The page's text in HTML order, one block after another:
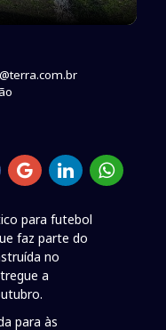
para futebol
faz parte do
no
a
para às